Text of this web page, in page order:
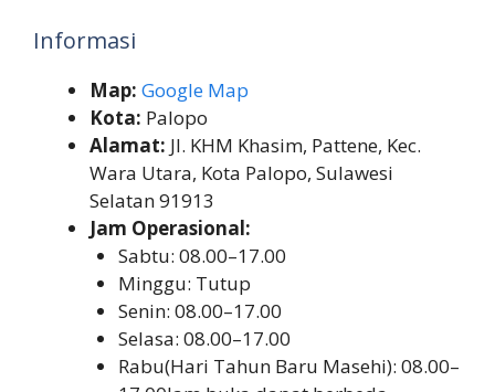
Informasi
Map: Google Map
Kota: Palopo
Alamat: Jl. KHM Khasim, Pattene, Kec.
Wara Utara, Kota Palopo, Sulawesi
Selatan 91913
Jam Operasional:
Sabtu: 08.00–17.00
Minggu: Tutup
Senin: 08.00–17.00
Selasa: 08.00–17.00
Rabu(Hari Tahun Baru Masehi): 08.00–